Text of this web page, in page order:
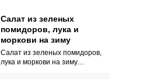
Салат из зеленых
помидоров, лука и
моркови на зиму
Салат из зеленых помидоров,
лука и моркови на зиму